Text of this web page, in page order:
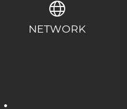
NETWORK